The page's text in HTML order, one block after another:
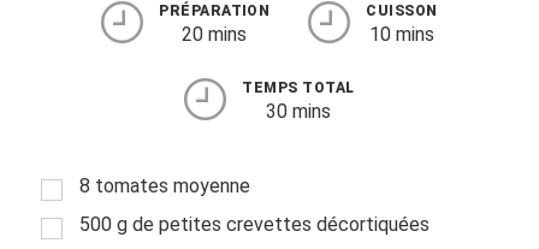
PRÉPARATION
20 mins
CUISSON
10 mins
TEMPS TOTAL
30 mins
8 tomates moyenne
500 g de petites crevettes décortiquées